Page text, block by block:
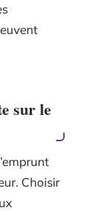
sur le
Choisir